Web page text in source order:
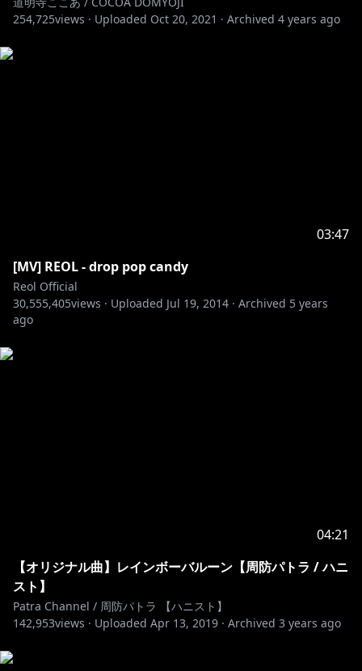
【呪術盤】【ジョゼ盤】【通常盤】の3形態による全7
▶️ Tie up
廻廻奇譚 / TVアニメ『呪術廻戦』オープニング主題歌
蒼のワルツ / アニメ映画『ジョゼと虎と魚たち』主題歌
https://tf.lnk.to/kaikaikitan
254,725views · Uploaded Oct 20, 2021 · Archived 4 years ago
03:47
[MV] REOL - drop pop candy
Reol Official
30,555,405views · Uploaded Jul 19, 2014 · Archived 5 years
ago
04:21
【オリジナル曲】レインボーバルーン【周防パトラ / ハニ
スト】
Patra Channel / 周防パトラ 【ハニスト】
142,953views · Uploaded Apr 13, 2019 · Archived 3 years ago